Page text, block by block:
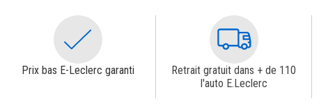
Prix bas E-Leclerc garanti
Retrait gratuit dans + de 110
l'auto E.Leclerc